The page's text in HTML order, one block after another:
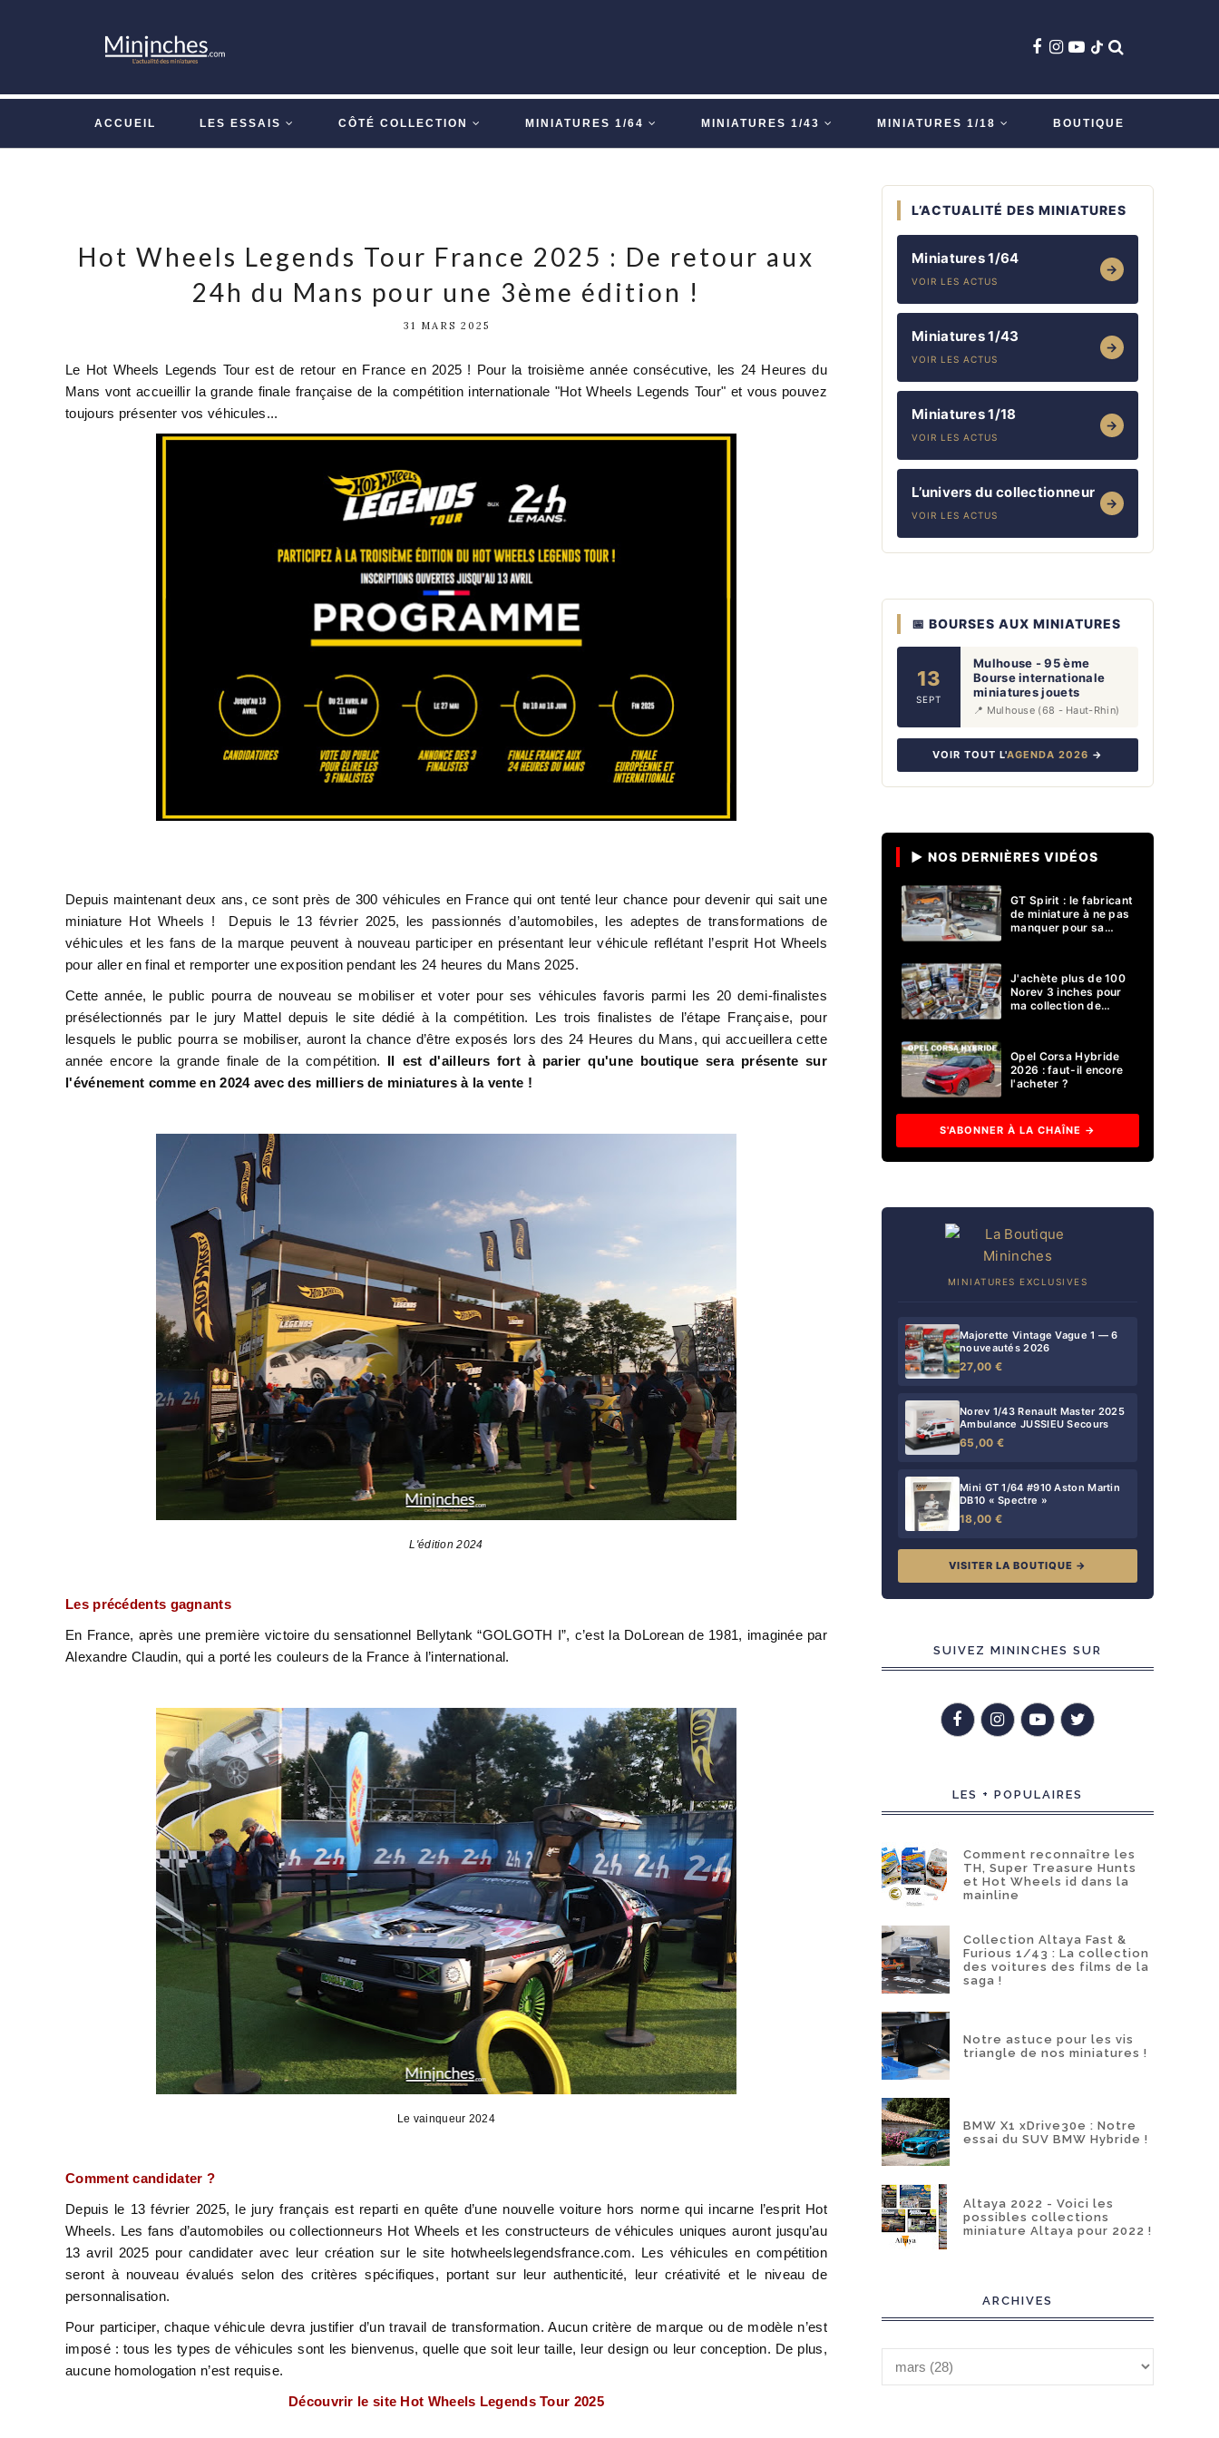
ACCUEIL LES ESSAIS CÔTÉ COLLECTION MINIATURES 1/64 MINIATURES 1/43 MINIATURES 1/18 BOUTIQUE
Hot Wheels Legends Tour France 2025 : De retour aux
24h du Mans pour une 3ème édition !
31 MARS 2025
Le Hot Wheels Legends Tour est de retour en France en 2025 ! Pour la troisième année consécutive, les 24 Heures du
Mans vont accueillir la grande finale française de la compétition internationale "Hot Wheels Legends Tour" et vous pouvez
toujours présenter vos véhicules...
Depuis maintenant deux ans, ce sont près de 300 véhicules en France qui ont tenté leur chance pour devenir qui sait une
miniature Hot Wheels ! Depuis le 13 février 2025, les passionnés d’automobiles, les adeptes de transformations de
véhicules et les fans de la marque peuvent à nouveau participer en présentant leur véhicule reflétant l’esprit Hot Wheels
pour aller en final et remporter une exposition pendant les 24 heures du Mans 2025.
Cette année, le public pourra de nouveau se mobiliser et voter pour ses véhicules favoris parmi les 20 demi-finalistes
présélectionnés par le jury Mattel depuis le site dédié à la compétition. Les trois finalistes de l’étape Française, pour
lesquels le public pourra se mobiliser, auront la chance d’être exposés lors des 24 Heures du Mans, qui accueillera cette
année encore la grande finale de la compétition. Il est d'ailleurs fort à parier qu'une boutique sera présente sur
l'événement comme en 2024 avec des milliers de miniatures à la vente !
L'édition 2024
Les précédents gagnants
En France, après une première victoire du sensationnel Bellytank “GOLGOTH I”, c’est la DoLorean de 1981, imaginée par
Alexandre Claudin, qui a porté les couleurs de la France à l’international.
Le vainqueur 2024
Comment candidater ?
Depuis le 13 février 2025, le jury français est reparti en quête d’une nouvelle voiture hors norme qui incarne l’esprit Hot
Wheels. Les fans d’automobiles ou collectionneurs Hot Wheels et les constructeurs de véhicules uniques auront jusqu’au
13 avril 2025 pour candidater avec leur création sur le site hotwheelslegendsfrance.com. Les véhicules en compétition
seront à nouveau évalués selon des critères spécifiques, portant sur leur authenticité, leur créativité et le niveau de
personnalisation.
Pour participer, chaque véhicule devra justifier d’un travail de transformation. Aucun critère de marque ou de modèle n’est
imposé : tous les types de véhicules sont les bienvenus, quelle que soit leur taille, leur design ou leur conception. De plus,
aucune homologation n’est requise.
Découvrir le site Hot Wheels Legends Tour 2025
L’ACTUALITÉ DES MINIATURES
Miniatures 1/64
VOIR LES ACTUS
→
Miniatures 1/43
VOIR LES ACTUS
→
Miniatures 1/18
VOIR LES ACTUS
→
L’univers du collectionneur
VOIR LES ACTUS
→
📅 BOURSES AUX MINIATURES
13
SEPT
Mulhouse - 95 ème
Bourse internationale
miniatures jouets
📍 Mulhouse (68 - Haut-Rhin)
VOIR TOUT L'AGENDA 2026 →
▶ NOS DERNIÈRES VIDÉOS
GT Spirit : le fabricant
de miniature à ne pas
manquer pour sa
J'achète plus de 100
Norev 3 inches pour
ma collection de
Opel Corsa Hybride
2026 : faut-il encore
l'acheter ?
S'ABONNER À LA CHAÎNE →
MINIATURES EXCLUSIVES
Majorette Vintage Vague 1 — 6
nouveautés 2026
27,00 €
Norev 1/43 Renault Master 2025
Ambulance JUSSIEU Secours
65,00 €
Mini GT 1/64 #910 Aston Martin
DB10 « Spectre »
18,00 €
VISITER LA BOUTIQUE →
SUIVEZ MININCHES SUR
LES + POPULAIRES
Comment reconnaître les
TH, Super Treasure Hunts
et Hot Wheels id dans la
mainline
Collection Altaya Fast &
Furious 1/43 : La collection
des voitures des films de la
saga !
Notre astuce pour les vis
triangle de nos miniatures !
BMW X1 xDrive30e : Notre
essai du SUV BMW Hybride !
Altaya 2022 - Voici les
possibles collections
miniature Altaya pour 2022 !
ARCHIVES